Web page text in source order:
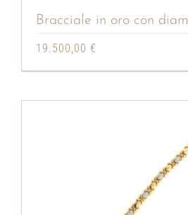
Bracciale in oro con
19.500,00 €